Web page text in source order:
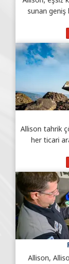
sunan
Allison tahrik
her ticari
Allison,